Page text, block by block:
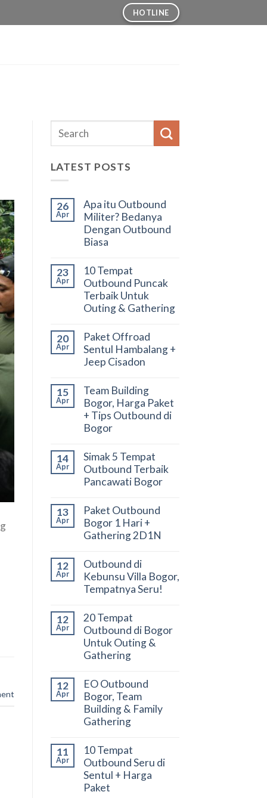
HOTLINE
LATEST POSTS
26
Apr
Apa itu Outbound
Militer? Bedanya
Dengan Outbound
Biasa
23
Apr
10 Tempat
Outbound Puncak
Terbaik Untuk
Outing & Gathering
20
Apr
Paket Offroad
Sentul Hambalang +
Jeep Cisadon
15
Apr
Team Building
Bogor, Harga Paket
+ Tips Outbound di
Bogor
14
Apr
Simak 5 Tempat
Outbound Terbaik
Pancawati Bogor
13
Apr
Paket Outbound
Bogor 1 Hari +
Gathering 2D1N
12
Apr
Outbound di
Kebunsu Villa Bogor,
Tempatnya Seru!
12
Apr
20 Tempat
Outbound di Bogor
Untuk Outing &
Gathering
12
Apr
EO Outbound
Bogor, Team
Building & Family
Gathering
11
Apr
10 Tempat
Outbound Seru di
Sentul + Harga
Paket